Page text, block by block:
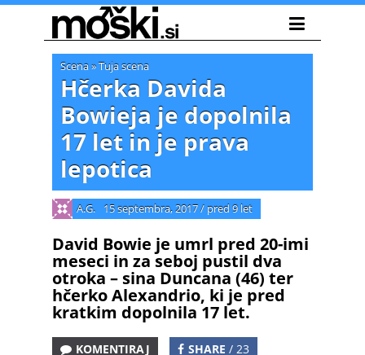
Scena»Tuja scena
Hčerka Davida
Bowieja je dopolnila
17 let in je prava
lepotica
A.G. 15 septembra, 2017/ pred 9 let
David Bowie je umrl pred 20-imi
meseci in za seboj pustil dva
otroka – sina Duncana (46) ter
hčerko Alexandrio, ki je pred
kratkim dopolnila 17 let.
KOMENTIRAJ SHARE / 23